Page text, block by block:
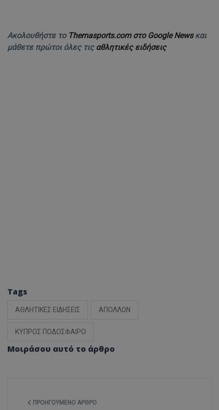
Ακολουθήστε το Themasports.com στο Google Newsκαι
μάθετε πρώτοι όλες τις αθλητικές ειδήσεις
Tags
ΑΘΛΗΤΙΚΕΣ ΕΙΔΗΣΕΙΣ ΑΠΟΛΛΩΝ
ΚΥΠΡΟΣ ΠΟΔΟΣΦΑΙΡΟ
Μοιράσου αυτό το άρθρο
ΠΡΟΗΓΟΎΜΕΝΟ ΆΡΘΡΟ